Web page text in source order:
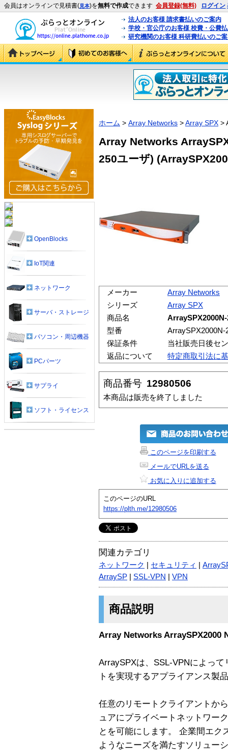
会員はオンラインで見積書(見本)を無料で作成できます 会員登録(無料) ログイン
法人のお客様 請求書払いのご案内
学校・官公庁のお客様 校費・公費
研究機関のお客様 科研費払いのご
ホーム > Array Networks >Array SPX >
Array Networks
250ユーザ)
メーカー
Array Networks
シリーズ
Array SPX
商品名
型番
ArraySPX2000N-
保証条件
当社販売日後セ
返品について
特定商取引法に
商品番号 12980506
本商品は販売を終了しました
このページを印刷する
メールでURLを送る
お気に入りに追加する
このページのURL
https://plth.me/12980506
関連カテゴリ
ネットワーク セキュリティ
ArraySP
SSL-VPN VPN
商品説明
Array Networks ArraySPX2000
ArraySPXは、SSL-VPNによっ
トを実現するアプライアンス製
任意のリモートクライアントか
ュアにプライベートネットワー
とを可能にします。 企業間エク
ようなニーズを満たすソリュー
OpenBlocks
IoT関連
ネットワーク
サーバ・ストレージ
パソコン・周辺機器
PCパーツ
サプライ
ソフト・ライセンス